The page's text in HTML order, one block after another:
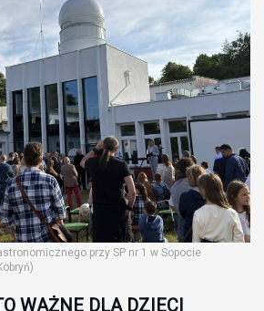
przy SP nr 1 w Sopocie
WAŻNE DLA DZIECI